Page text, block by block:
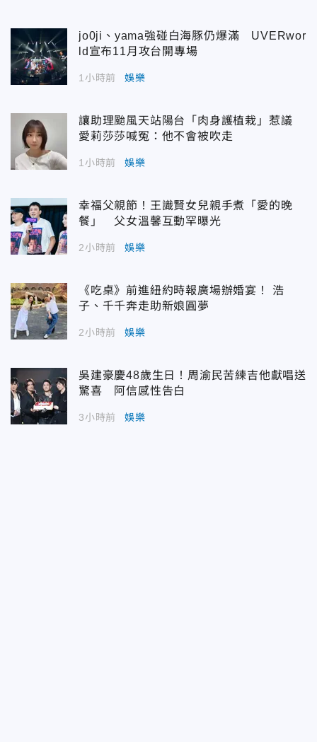
jo0ji、yama強碰白海豚仍爆滿 UVERwor
ld宣布11月攻台開專場
1小時前 娛樂
讓助理颱風天站陽台「肉身護植栽」惹議
愛莉莎莎喊冤：他不會被吹走
1小時前 娛樂
幸福父親節！王識賢女兒親手煮「愛的晚
餐」 父女溫馨互動罕曝光
2小時前 娛樂
《吃桌》前進紐約時報廣場辦婚宴！ 浩
子、千千奔走助新娘圓夢
2小時前 娛樂
吳建豪慶48歲生日！周渝民苦練吉他獻唱送
驚喜 阿信感性告白
3小時前 娛樂